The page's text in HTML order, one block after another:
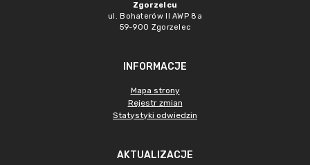
Zgorzelcu
ul. Bohaterów II AWP 8a
59-900 Zgorzelec
INFORMACJE
Mapa strony
Rejestr zmian
Statystyki odwiedzin
AKTUALIZACJE